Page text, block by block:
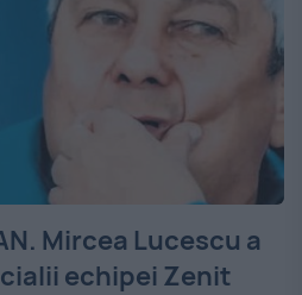
Mircea Lucescu a
echipei Zenit